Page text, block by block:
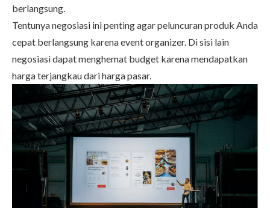
berlangsung.
Tentunya negosiasi ini penting agar peluncuran produk Anda
cepat berlangsung karena event organizer. Di sisi lain
negosiasi dapat menghemat budget karena mendapatkan
harga terjangkau dari harga pasar.